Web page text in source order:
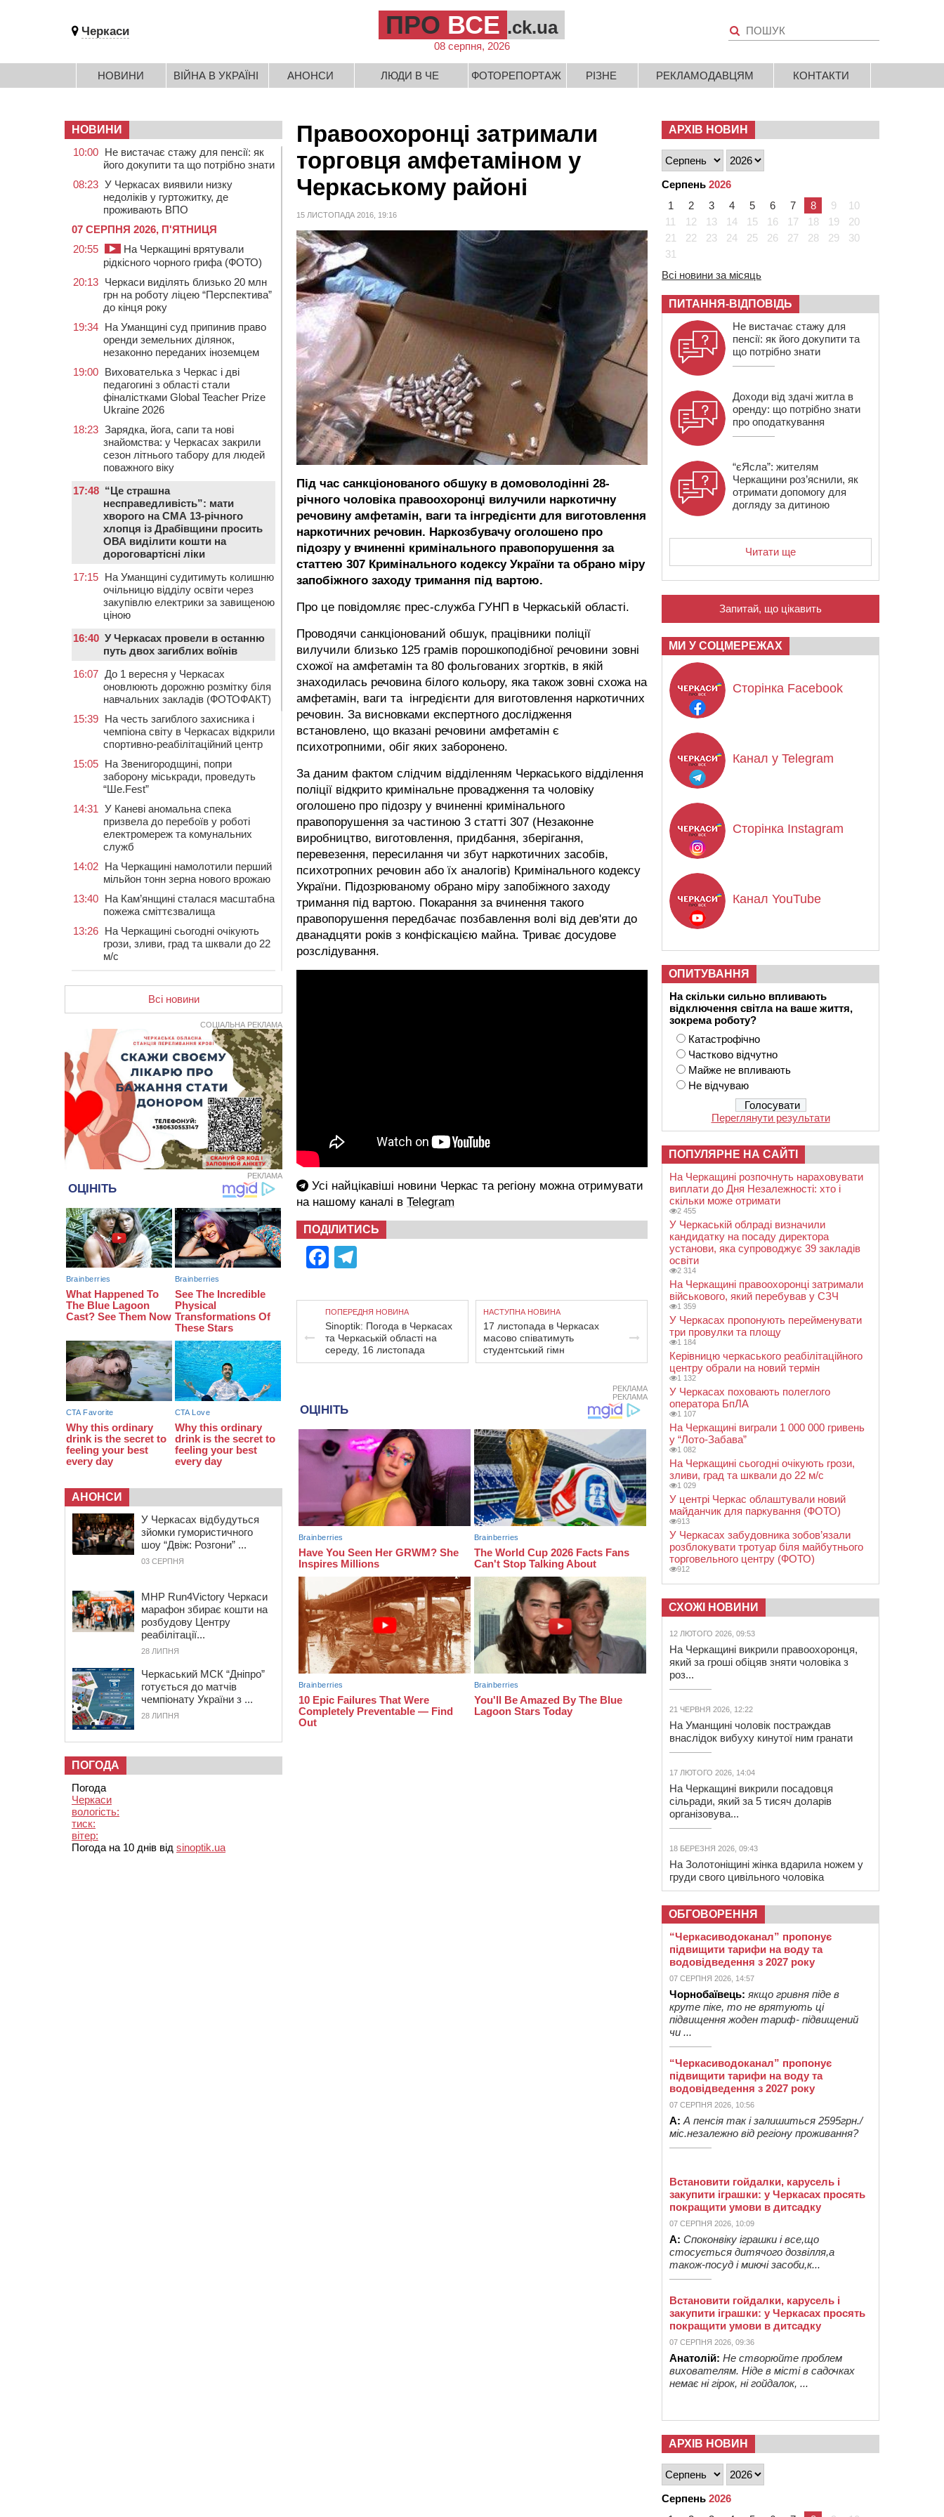
Черкаси ПРО ВСЕ .ck.ua
08 серпня, 2026
НОВИНИ ВІЙНА В УКРАЇНІ АНОНСИ ЛЮДИ В ЧЕ ФОТОРЕПОРТАЖ РІЗНЕ РЕКЛАМОДАВЦЯМ КОНТАКТИ
Правоохоронці затримали
торговця амфетаміном у
Черкаському районі
15 ЛИСТОПАДА 2016, 19:16
Під час санкціонованого обшуку в домоволодінні 28-
річного чоловіка правоохоронці вилучили наркотичну
речовину амфетамін, ваги та інгредієнти для виготовлення
наркотичних речовин. Наркозбувачу оголошено про
підозру у вчиненні кримінального правопорушення за
статтею 307 Кримінального кодексу України та обрано міру
запобіжного заходу тримання під вартою.
Про це повідомляє прес-служба ГУНП в Черкаській області.
Проводячи санкціонований обшук, працівники поліції
вилучили близько 125 грамів порошкоподібної речовини зовні
схожої на амфетамін та 80 фольгованих згортків, в якій
знаходилась речовина білого кольору, яка також зовні схожа на
амфетамін, ваги та інгредієнти для виготовлення наркотичних
речовин. За висновками експертного дослідження
встановлено, що вказані речовини амфетамін є
психотропними, обіг яких заборонено.
За даним фактом слідчим відділенням Черкаського відділення
поліції відкрито кримінальне провадження та чоловіку
оголошено про підозру у вчиненні кримінального
правопорушення за частиною 3 статті 307 (Незаконне
виробництво, виготовлення, придбання, зберігання,
перевезення, пересилання чи збут наркотичних засобів,
психотропних речовин або їх аналогів) Кримінального кодексу
України. Підозрюваному обрано міру запобіжного заходу
тримання під вартою. Покарання за вчинення такого
правопорушення передбачає позбавлення волі від дев'яти до
дванадцяти років з конфіскацією майна. Триває досудове
розслідування.
Усі найцікавіші новини Черкас та регіону можна отримувати
на нашому каналі в Telegram
ПОДІЛИТИСЬ
Facebook
ПОПЕРЕДНЯ НОВИНА
Sinoptik: Погода в Черкасах
та Черкаській області на
середу, 16 листопада
НАСТУПНА НОВИНА
17 листопада в Черкасах
масово співатимуть
студентський гімн
РЕКЛАМА
РЕКЛАМА
НОВИНИ
10:00 Не вистачає стажу для пенсії: як
його докупити та що потрібно знати
08:23 У Черкасах виявили низку
недоліків у гуртожитку, де
проживають ВПО
07 СЕРПНЯ 2026, П'ЯТНИЦЯ
20:55
На Черкащині врятували
рідкісного чорного грифа (ФОТО)
20:13 Черкаси виділять близько 20 млн
грн на роботу ліцею “Перспектива”
до кінця року
19:34 На Уманщині суд припинив право
оренди земельних ділянок,
незаконно переданих іноземцем
19:00 Вихователька з Черкас і дві
педагогині з області стали
фіналістками Global Teacher Prize
Ukraine 2026
18:23 Зарядка, йога, сапи та нові
знайомства: у Черкасах закрили
сезон літнього табору для людей
поважного віку
17:48 “Це страшна
несправедливість”: мати
хворого на СМА 13-річного
хлопця із Драбівщини просить
ОВА виділити кошти на
дороговартісні ліки
17:15 На Уманщині судитимуть колишню
очільницю відділу освіти через
закупівлю електрики за завищеною
ціною
16:40 У Черкасах провели в останню
путь двох загиблих воїнів
16:07 До 1 вересня у Черкасах
оновлюють дорожню розмітку біля
навчальних закладів (ФОТОФАКТ)
15:39 На честь загиблого захисника і
чемпіона світу в Черкасах відкрили
спортивно-реабілітаційний центр
15:05 На Звенигородщині, попри
заборону міськради, проведуть
“Ше.Fest”
14:31 У Каневі аномальна спека
призвела до перебоїв у роботі
електромереж та комунальних
служб
14:02 На Черкащині намолотили перший
мільйон тонн зерна нового врожаю
13:40 На Кам’янщині сталася масштабна
пожежа сміттєзвалища
13:26 На Черкащині сьогодні очікують
грози, зливи, град та шквали до 22
м/с
12:15 У центрі Черкас не поділили
дорогу водії двох ВАЗів
11:29
У Черкасах до середини серпня
обмежать рух транспорту на трьох
вулицях
10:54
На Черкащині кількість укриттів
збільшилась уп’ятеро з початку
повномасштабної війни
10:15
У Черкасах водій Audi Q5
спричинив аварію, не пропустивши
09:42
“Черкасиводоканал” пропонує
підвищити тарифи на воду та
водовідведення з 2027 року
09:08 Встановити гойдалки, карусель і
закупити іграшки: у Черкасах
дитсадку
08:22 “На щиті” у Чорнобаївську
громаду повертається полеглий
біля Кліщіївки воїн
Всі новини
СОЦІАЛЬНА РЕКЛАМА
РЕКЛАМА
АНОНСИ
У Черкасах відбудуться
зйомки гумористичного
шоу “Двіж: Розгони” ...
03 СЕРПНЯ
MHP Run4Victory Черкаси
марафон збирає кошти на
розбудову Центру
реабілітації...
28 ЛИПНЯ
Черкаський МСК “Дніпро”
готується до матчів
чемпіонату України з ...
28 ЛИПНЯ
ПОГОДА
Погода
Черкаси
вологість:
тиск:
вітер:
Погода на 10 днів від sinoptik.ua
АРХІВ НОВИН
Серпень 2026
1
2 3 4 5 6 7 8 9
10
11
12 13 14 15 16 17 18 19
20
21
22 23 24 25 26 27 28 29
30
31
Всі новини за місяць
ПИТАННЯ-ВІДПОВІДЬ
Не вистачає стажу для
пенсії: як його докупити та
що потрібно знати
Доходи від здачі житла в
оренду: що потрібно знати
про оподаткування
“єЯсла”: жителям
Черкащини роз’яснили, як
отримати допомогу для
догляду за дитиною
Читати ще
Запитай, що цікавить
МИ У СОЦМЕРЕЖАХ
Сторінка Facebook
Канал у Telegram
Сторінка Instagram
Канал YouTube
ОПИТУВАННЯ
На скільки сильно впливають
відключення світла на ваше життя,
зокрема роботу?
Катастрофічно
Частково відчутно
Майже не впливають
Не відчуваю
Переглянути результати
ПОПУЛЯРНЕ НА САЙТІ
На Черкащині розпочнуть нараховувати
виплати до Дня Незалежності: хто і
скільки може отримати
2 455
У Черкаській облраді визначили
кандидатку на посаду директора
установи, яка супроводжує 39 закладів
освіти
2 314
На Черкащині правоохоронці затримали
військового, який перебував у СЗЧ
1 359
У Черкасах пропонують перейменувати
три провулки та площу
1 184
Керівницю черкаського реабілітаційного
центру обрали на новий термін
1 132
У Черкасах поховають полеглого
оператора БпЛА
1 107
На Черкащині виграли 1 000 000 гривень
у “Лото-Забава”
1 082
На Черкащині сьогодні очікують грози,
зливи, град та шквали до 22 м/с
1 029
У центрі Черкас облаштували новий
майданчик для паркування (ФОТО)
913
У Черкасах забудовника зобов’язали
розблокувати тротуар біля майбутнього
торговельного центру (ФОТО)
912
СХОЖІ НОВИНИ
12 ЛЮТОГО 2026, 09:53
На Черкащині викрили правоохоронця,
який за гроші обіцяв зняти чоловіка з
роз...
21 ЧЕРВНЯ 2026, 12:22
На Уманщині чоловік постраждав
внаслідок вибуху кинутої ним гранати
17 ЛЮТОГО 2026, 14:04
На Черкащині викрили посадовця
сільради, який за 5 тисяч доларів
організовува...
18 БЕРЕЗНЯ 2026, 09:43
На Золотоніщині жінка вдарила ножем у
груди свого цивільного чоловіка
ОБГОВОРЕННЯ
“Черкасиводоканал” пропонує
підвищити тарифи на воду та
водовідведення з 2027 року
07 СЕРПНЯ 2026, 14:57
Чорнобаївець: якщо гривня піде в
круте піке, то не врятують ці
підвищення жоден тариф- підвищений
чи ...
“Черкасиводоканал” пропонує
підвищити тарифи на воду та
водовідведення з 2027 року
07 СЕРПНЯ 2026, 10:56
А: А пенсія так і залишиться 2595грн./
міс.незалежно від регіону проживання?
Встановити гойдалки, карусель і
закупити іграшки: у Черкасах просять
покращити умови в дитсадку
07 СЕРПНЯ 2026, 10:09
А: Споконвіку іграшки і все,що
стосується дитячого дозвілля,а
також-посуд і миючі засоби,к...
Встановити гойдалки, карусель і
закупити іграшки: у Черкасах просять
покращити умови в дитсадку
07 СЕРПНЯ 2026, 09:36
Анатолій: Не створюйте проблем
вихователям. Ніде в місті в садочках
немає ні гірок, ні гойдалок, ...
АРХІВ НОВИН
Серпень 2026